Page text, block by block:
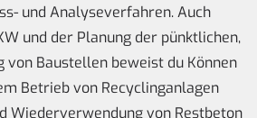
und Analyseverfahren. Auch
und der Planung der pünktlichen,
von Baustellen beweist du Können
Betrieb von Recyclinganlagen
Wiederverwendung von Restbeton